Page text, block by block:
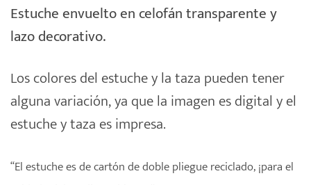
Estuche envuelto en celofán transparente y
lazo decorativo.
Los colores del estuche y la taza pueden tener
alguna variación, ya que la imagen es digital y el
estuche y taza es impresa.
“El estuche es de cartón de doble pliegue reciclado, ¡para el